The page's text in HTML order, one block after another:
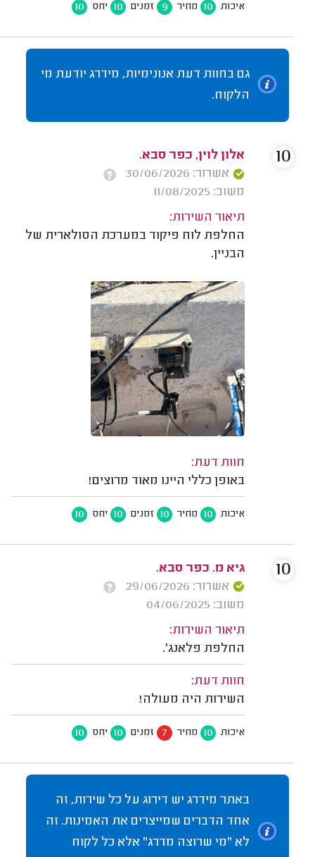
איכות 10 מחיר 9 זמנים 10 יחס 10
גם בחוות דעת אנונימיות, מידרג יודעת מי
הלקוח.
אלון לוין, כפר סבא.
אשרור: 30/06/2026
משוב: 11/08/2025
תיאור השירות:
החלפת לוח פיקוד במערכת הסולארית של
הבניין.
חוות דעת:
באופן כללי היינו מאוד מרוצים!
איכות 10 מחיר 10 זמנים 10 יחס 10
10
גיא מ. כפר סבא.
אשרור: 29/06/2026
משוב: 04/06/2025
תיאור השירות:
החלפת פלאנג'.
חוות דעת:
השירות היה מעולה!
איכות 10 מחיר 7 זמנים 10 יחס 10
10
באתר מידרג יש דירוג על כל שירות, זה
אחד הדברים שמייצרים את האמינות. זה
לא "מי שרוצה מדרג" אלא כל לקוח